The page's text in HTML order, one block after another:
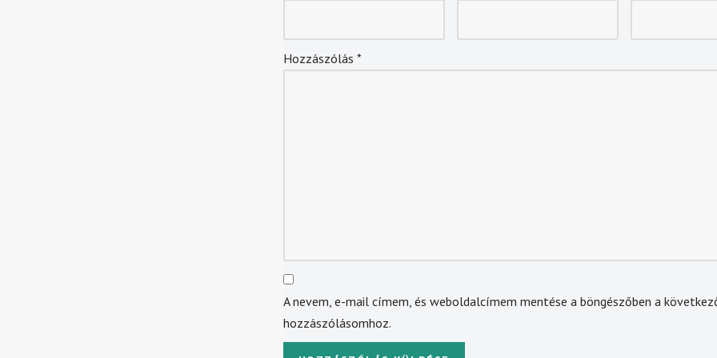
Hozzászólás *
A nevem, e-mail címem, és weboldalcímem mentése a böngészőben a
hozzászólásomhoz.